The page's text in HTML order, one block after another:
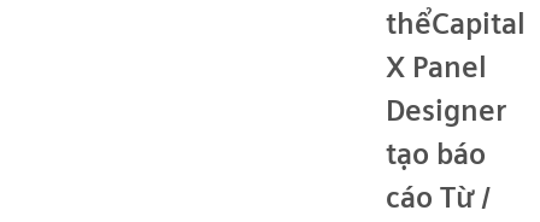
thểCapital
X Panel
Designer
tạo báo
cáo Từ /